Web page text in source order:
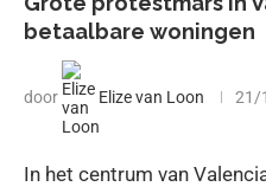
betaalbare woningen
door Elize van Loon 21/
In het centrum van